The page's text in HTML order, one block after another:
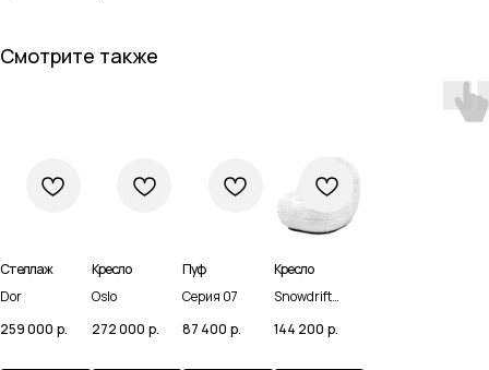
Смотрите также
Стеллаж
Dor
259 000 р.
Кресло
Oslo
272 000 р.
Пуф
Серия 07
87 400 р.
Кресло
Snowdrift
144 200 р.
Навигация
Домашняя
Каталог
Мебель